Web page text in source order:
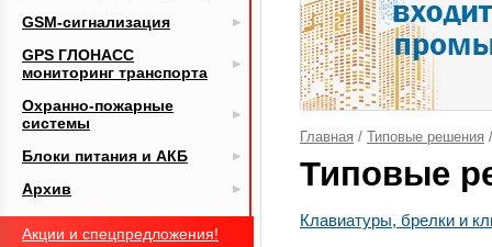
Главная / Типовые решения
Типовые
Клавиатуры, брелки и
GSM-сигнализация
GPS ГЛОНАСС
мониторинг транспорта
Охранно-пожарные
системы
Блоки питания и АКБ
Архив
Акции и спецпредложения!